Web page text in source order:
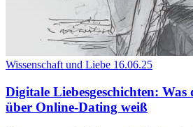
Wissenschaft und Liebe 16.06.25
Digitale Liebesgeschichten: Was
über Online-Dating weiß